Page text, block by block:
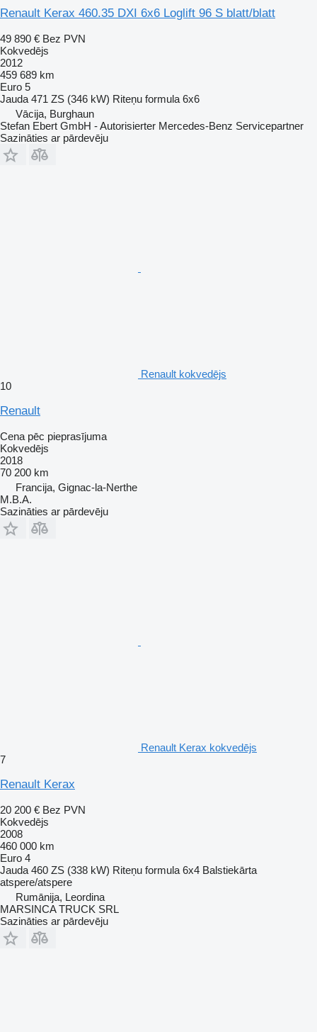
Renault Kerax 460.35 DXI 6x6 Loglift 96 S blatt/blatt
49 890 € Bez PVN
Kokvedējs
2012
459 689 km
Euro 5
Jauda 471 ZS (346 kW) Riteņu formula 6x6
Vācija, Burghaun
Stefan Ebert GmbH - Autorisierter Mercedes-Benz Servicepartner
Sazināties ar pārdevēju
Renault kokvedējs
10
Renault
Cena pēc pieprasījuma
Kokvedējs
2018
70 200 km
Francija, Gignac-la-Nerthe
M.B.A.
Sazināties ar pārdevēju
Renault Kerax kokvedējs
7
Renault Kerax
20 200 € Bez PVN
Kokvedējs
2008
460 000 km
Euro 4
Jauda 460 ZS (338 kW) Riteņu formula 6x4 Balstiekārta
atspere/atspere
Rumānija, Leordina
MARSINCA TRUCK SRL
Sazināties ar pārdevēju